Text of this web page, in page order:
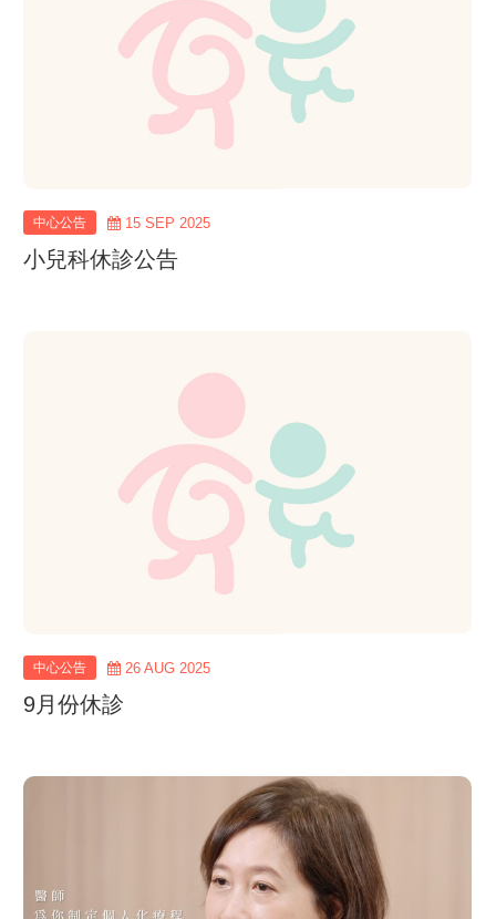
中心公告 15 SEP 2025
小兒科休診公告
view
more
中心公告 26 AUG 2025
9月份休診
view
more